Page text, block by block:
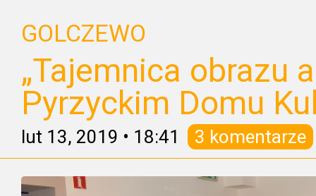
GOLCZEWO
„Tajemnica obrazu
Pyrzyckim Domu
lut 13, 2019 • 18:41 3 komentarze